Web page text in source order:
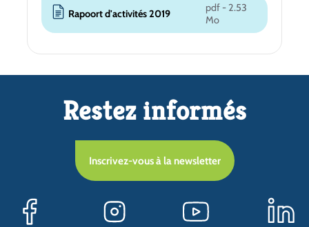
Rapoort d'activités 2019
pdf - 2.53
Mo
Restez informés
Inscrivez-vous à la newsletter